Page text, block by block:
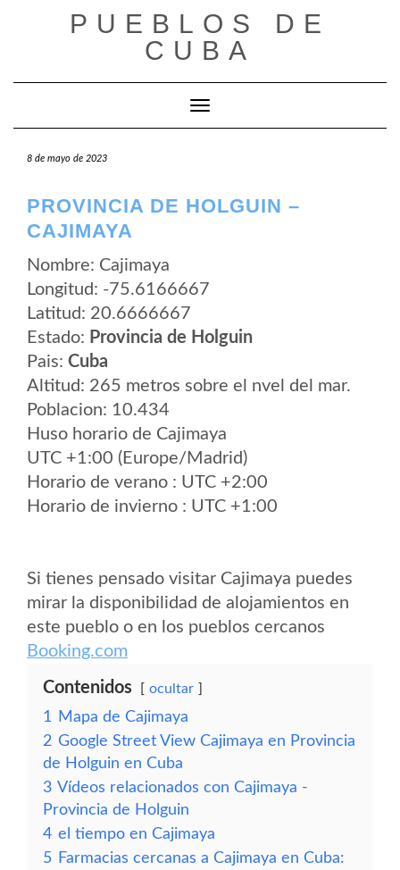
PUEBLOS DE
CUBA
Cambiar modo de navegación
8 de mayo de 2023
PROVINCIA DE HOLGUIN –
CAJIMAYA
Nombre: Cajimaya
Longitud: -75.6166667
Latitud: 20.6666667
Estado: Provincia de Holguin
Pais: Cuba
Altitud: 265 metros sobre el nvel del mar.
Poblacion: 10.434
Huso horario de Cajimaya
UTC +1:00 (Europe/Madrid)
Horario de verano : UTC +2:00
Horario de invierno : UTC +1:00
Si tienes pensado visitar Cajimaya puedes
mirar la disponibilidad de alojamientos en
este pueblo o en los pueblos cercanos
Booking.com
Contenidos ocultar
1
Mapa de Cajimaya
2 Google Street View Cajimaya en Provincia
de Holguin en Cuba
3 Vídeos relacionados con Cajimaya -
Provincia de Holguin
4 el tiempo en Cajimaya
5 Farmacias cercanas a Cajimaya en Cuba: